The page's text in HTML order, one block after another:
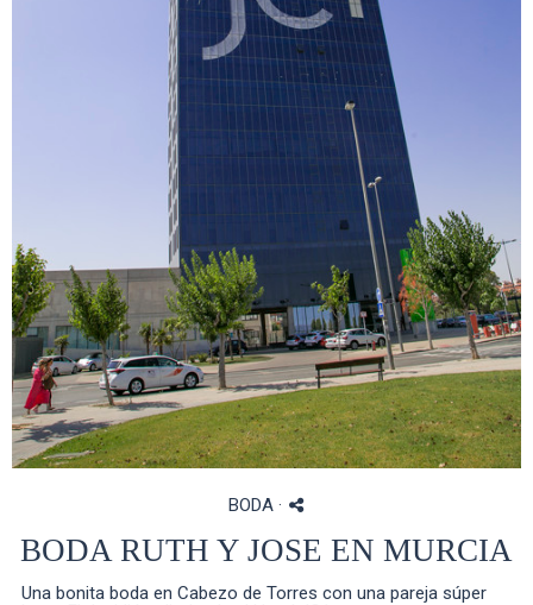
BODA·
BODA RUTH Y JOSE EN MURCIA
Una bonita boda en Cabezo de Torres con una pareja súper